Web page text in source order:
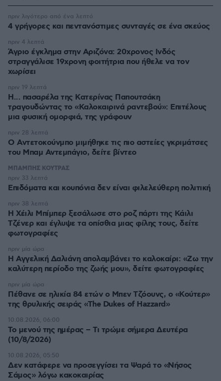
4 γρήγορες και πεντανόστιμες συνταγές σε ένα σκεύος
πριν λιγότερο από ένα λεπτό
Άγριο έγκλημα στην Αριζόνα: 20χρονος Ινδός
στραγγάλισε 19χρονη φοιτήτρια που ήθελε να τον
χωρίσει
πριν 4 λεπτά
Η... πασαρέλα της Κατερίνας Παπουτσάκη
τραγουδώντας το «Καλοκαιρινά ραντεβού»: Επιτέλους
μια φυσική ομορφιά, της γράφουν
πριν 19 λεπτά
Ο Αντετοκούνμπο μιμήθηκε τις πιο αστείες γκριμάτσες
του Μπαμ Αντεμπάγιο, δείτε βίντεο
πριν 28 λεπτά
ΜΠΑΜΠΗΣ ΚΟΥΤΡΑΣ
Επιδόματα και κουπόνια δεν είναι φιλελεύθερη πολιτική
πριν 33 λεπτά
Η Χέιλι Μπίμπερ ξεσάλωσε στο ροζ πάρτι της Κάιλι
Τζένερ και έγλυψε τα οπίσθια μιας φίλης τους, δείτε
φωτογραφίες
πριν 38 λεπτά
Η Αγγελική Δαλιάνη απολαμβάνει το καλοκαίρι: «Ζω την
καλύτερη περίοδο της ζωής μου», δείτε φωτογραφίες
πριν μία ώρα
Πέθανε σε ηλικία 84 ετών ο Μπεν Τζόουνς, ο «Κούτερ»
της θρυλικής σειράς «The Dukes of Hazzard»
πριν μία ώρα
Το μενού της ημέρας – Τι τρώμε σήμερα Δευτέρα
(10/8/2026)
10.08.2026, 06:00
Δεν κατάφερε να προσεγγίσει τα Ψαρά το «Νήσος
Σάμος» λόγω κακοκαιρίας
10.08.2026, 05:50